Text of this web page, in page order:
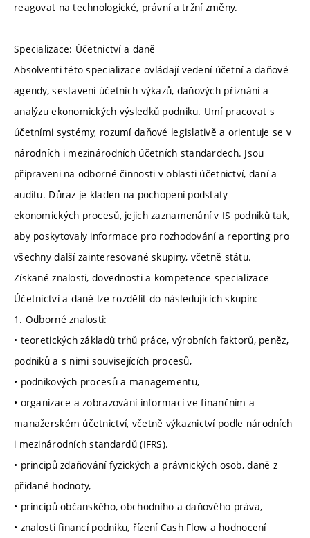
reagovat na technologické, právní a tržní změny.
Specializace: Účetnictví a daně
Absolventi této specializace ovládají vedení účetní a daňové
agendy, sestavení účetních výkazů, daňových přiznání a
analýzu ekonomických výsledků podniku. Umí pracovat s
účetními systémy, rozumí daňové legislativě a orientuje se v
národních i mezinárodních účetních standardech. Jsou
připraveni na odborné činnosti v oblasti účetnictví, daní a
auditu. Důraz je kladen na pochopení podstaty
ekonomických procesů, jejich zaznamenání v IS podniků tak,
aby poskytovaly informace pro rozhodování a reporting pro
všechny další zainteresované skupiny, včetně státu.
Získané znalosti, dovednosti a kompetence specializace
Účetnictví a daně lze rozdělit do následujících skupin:
1. Odborné znalosti:
• teoretických základů trhů práce, výrobních faktorů, peněz,
podniků a s nimi souvisejících procesů,
• podnikových procesů a managementu,
• organizace a zobrazování informací ve finančním a
manažerském účetnictví, včetně výkaznictví podle národních
i mezinárodních standardů (IFRS).
• principů zdaňování fyzických a právnických osob, daně z
přidané hodnoty,
• principů občanského, obchodního a daňového práva,
• znalosti financí podniku, řízení Cash Flow a hodnocení